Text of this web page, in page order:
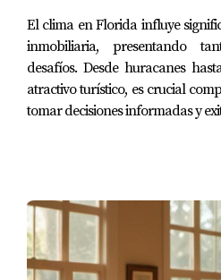
Juicios.
Restricciones registradas.
Easements.
Documentos
La finalidad es verificar que el
transferir la propiedad y
Problemas que
un title search
No todas las propiedades
El clima en Florida influye
inmobiliaria, presentando
desafíos. Desde huracanes
atractivo turístico, es crucial
tomar decisiones informadas y